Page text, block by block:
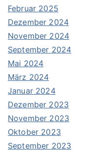
Februar 2025
Dezember 2024
November 2024
September 2024
Mai 2024
März 2024
Januar 2024
Dezember 2023
November 2023
Oktober 2023
September 2023